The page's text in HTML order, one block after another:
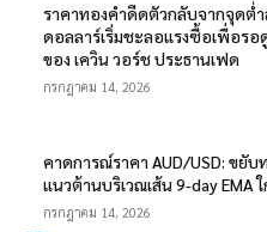
ราคาทองคำดีดตัวกลับจากจุดต่
ดอลลาร์เริ่มชะลอแรงซื้อเพื่อรอ
ของ เควิน วอร์ช ประธานเฟด
กรกฎาคม 14, 2026
คาดการณ์ราคา AUD/USD: ขยั
แนวต้านบริเวณเส้น 9-day EMA
กรกฎาคม 14, 2026